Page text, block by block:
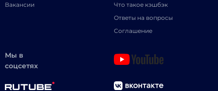
Вакансии
Что такое кэшбэк
Ответы на вопросы
Соглашение
Мы в
соцсетях